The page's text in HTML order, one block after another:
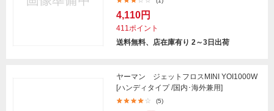
4,110円
411ポイント
送料無料、店在庫有り 2～3日出荷
ヤーマン ジェットフロスMINI YOI1000W
[ハンディタイプ /国内･海外兼用]
(5)